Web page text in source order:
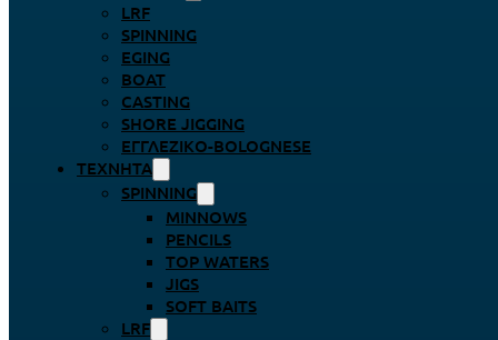
LRF
SPINNING
EGING
BOAT
CASTING
SHORE JIGGING
ΕΓΓΛΈΖΙΚΟ-BOLOGNESE
ΤΕΧΝΗΤΆ
SPINNING
MINNOWS
PENCILS
TOP WATERS
JIGS
SOFT BAITS
LRF